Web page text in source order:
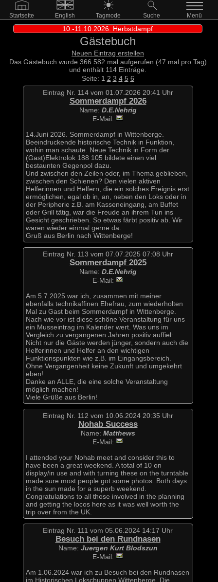
Startseite English Tagmode Suche Menü
10.-11.10.2026: Herbstdampf
Gästebuch
Neuen Eintrag erstellen
Das Gästebuch wurde 366.582 mal aufgerufen (47 mal pro Tag)
und enthält 114 Einträge.
Seite: 1 2 3 4 5 6
Eintrag Nr. 114 vom 01.07.2026 20:41 Uhr
Sommerdampf 2026
Name: D.E.Nehrig
E-Mail:
14.Juni 2026. Sommerdampf in Wittenberge.
Beeindruckende historische Technik in Funktion,
wohin man schaute. Neue Technik in Form der
(Gast)Elektrolok 188 105 bildete einen viel
bestaunten Gegenpol dazu.
Und zwischen den Zeilen oder, im Thema geblieben,
zwischen den Schienen? Den vielen aktiven
Helferinnen und Helfern, die ein solches Ereignis erst
ermöglichen, egal ob in, an, neben den Loks oder in
der Peripherie z.B. am Kasseneingang, am Buffet
oder Grill tätig, war die Freude an ihrem Tun ins
Gesicht geschrieben. So etwas färbt positiv ab. Wir
waren wieder einmal gerne da.
Gruß aus Berlin nach Wittenberge!
Eintrag Nr. 113 vom 07.07.2025 07:08 Uhr
Sommerdampf 2025
Name: D.E.Nehrig
E-Mail:
Am 5.7.2025 war ich, zusammen mit meiner
ebenfalls technikaffinen Ehefrau, zum wiederholten
Mal zu Gast beim Sommerdampf in Wittenberge.
Nach wie vor ist diese schöne Veranstaltung für uns
ein Musseintrag im Kalender wert. Was uns im
Vergleich zu vergangenen Jahren positiv auffiel:
Nicht nur die Gäste werden jünger, sondern auch die
Helferinnen und Helfer an den wichtigen
Funktionspunkten wie z.B. im Eingangsbereich.
Ohne Vergangenheit keine Zukunft und umgekehrt
eben!
Danke an ALLE, die eine solche Veranstaltung
möglich machen!
Viele Grüße aus Berlin!
Eintrag Nr. 112 vom 10.06.2024 20:35 Uhr
Nohab Success
Name: Matthews
E-Mail:
I attended your Nohab meet and consider this to
have been a great weekend. A total of 10 on
display/in use and with turning these on the turntable
made sure most people got some photos. Both days
in the sun made for a superb weekend.
Congratulations to all those involved in the planning
and getting the locos here as it was well worth the
trip over from the UK.
Eintrag Nr. 111 vom 05.06.2024 14:17 Uhr
Besuch bei den Rundnasen
Name: Juergen Kurt Blodszun
E-Mail:
Am 1.06.2024 war ich zu Besuch bei den Rundnasen
im Historischen Lokschuppen Wittenberge. Die